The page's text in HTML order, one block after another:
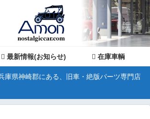
最新情報(お知らせ) 在庫車輌
庫県神崎郡にある、旧車・絶版パーツ専門店